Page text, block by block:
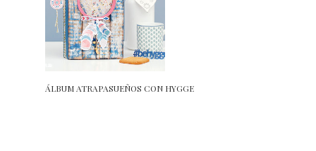
ÁLBUM ATRAPASUEÑOS CON HYGGE